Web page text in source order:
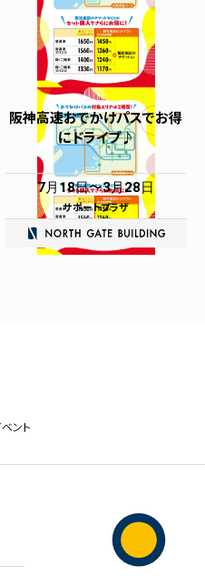
阪神高速おでかけパスでお得
にドライブ♪
7月18日 3月28日
サポートプラザ
ント